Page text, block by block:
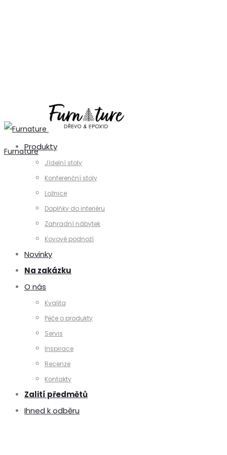
FurnatureProdukty
Jídelní stoly
Konferenční stoly
Ložnice
Doplňky do interiéru
Zahradní nábytek
Kovové podnoží
Novinky
Na zakázku
O nás
Kvalita
Péče o produkty
Servis
Inspirace
Recenze
Kontakty
Zalití předmětů
Ihned k odběru